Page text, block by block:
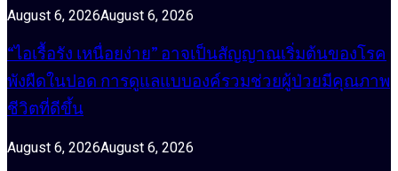
August 6, 2026August 6, 2026
“ไอเรื้อรัง เหนื่อยง่าย” อาจเป็นสัญญาณเริ่มต้นของโรค
พังผืดในปอด การดูแลแบบองค์รวมช่วยผู้ป่วยมีคุณภาพ
ชีวิตที่ดีขึ้น
August 6, 2026August 6, 2026